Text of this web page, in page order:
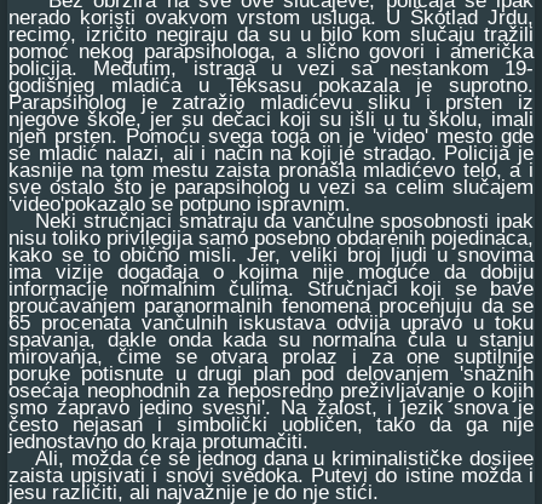
nerado koristi ovakvom vrstom usluga. U Škotlad Jrdu,
recimo, izričito negiraju da su u bilo kom slučaju tražili
pomoć nekog parapsihologa, a slično govori i američka
policija. Međutim, istraga u vezi sa nestankom 19-
godišnjeg mladića u Teksasu pokazala je suprotno.
Parapsiholog je zatražio mladićevu sliku i prsten iz
njegove škole, jer su dečaci koji su išli u tu školu, imali
njen prsten. Pomoću svega toga on je 'video' mesto gde
se mladić nalazi, ali i način na koji je stradao. Policija je
kasnije na tom mestu zaista pronašla mladićevo telo, a i
sve ostalo što je parapsiholog u vezi sa celim slučajem
'video'pokazalo se potpuno ispravnim.
Neki stručnjaci smatraju da vančulne sposobnosti ipak
nisu toliko privilegija samo posebno obdarenih pojedinaca,
kako se to obično misli. Jer, veliki broj ljudi u snovima
ima vizije događaja o kojima nije moguće da dobiju
informacije normalnim čulima. Stručnjaci koji se bave
proučavanjem paranormalnih fenomena procenjuju da se
65 procenata vančulnih iskustava odvija upravo u toku
spavanja, dakle onda kada su normalna čula u stanju
mirovanja, čime se otvara prolaz i za one suptilnije
poruke potisnute u drugi plan pod delovanjem 'snažnih
osećaja neophodnih za neposredno preživljavanje o kojih
smo zapravo jedino svesni'. Na žalost, i jezik snova je
često nejasan i simbolički uobličen, tako da ga nije
jednostavno do kraja protumačiti.
Ali, možda će se jednog dana u kriminalističke dosijee
zaista upisivati i snovi svedoka. Putevi do istine možda i
jesu različiti, ali najvažnije je do nje stići.